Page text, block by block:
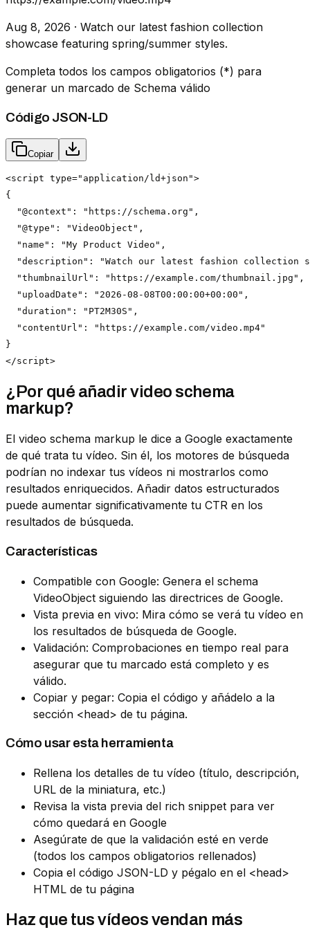
Aug 8, 2026 · Watch our latest fashion collection
showcase featuring spring/summer styles.
Completa todos los campos obligatorios (*) para
generar un marcado de Schema válido
Código JSON-LD
Copiar
<script type="application/ld+json">
{
  "@context": "https://schema.org",
  "@type": "VideoObject",
  "name": "My Product Video",
"description": "Watch our latest fashion collection
  "thumbnailUrl": "https://example.com/thumbnail.jpg",
  "uploadDate": "2026-08-08T00:00:00+00:00",
  "duration": "PT2M30S",
  "contentUrl": "https://example.com/video.mp4"
}
</script>
¿Por qué añadir video schema
markup?
El video schema markup le dice a Google exactamente
de qué trata tu vídeo. Sin él, los motores de búsqueda
podrían no indexar tus vídeos ni mostrarlos como
resultados enriquecidos. Añadir datos estructurados
puede aumentar significativamente tu CTR en los
resultados de búsqueda.
Características
Compatible con Google: Genera el schema
VideoObject siguiendo las directrices de Google.
Vista previa en vivo: Mira cómo se verá tu vídeo en
los resultados de búsqueda de Google.
Validación: Comprobaciones en tiempo real para
asegurar que tu marcado está completo y es
válido.
Copiar y pegar: Copia el código y añádelo a la
sección <head> de tu página.
Cómo usar esta herramienta
Rellena los detalles de tu vídeo (título, descripción,
URL de la miniatura, etc.)
Revisa la vista previa del rich snippet para ver
cómo quedará en Google
Asegúrate de que la validación esté en verde
(todos los campos obligatorios rellenados)
Copia el código JSON-LD y pégalo en el <head>
HTML de tu página
Haz que tus vídeos vendan más